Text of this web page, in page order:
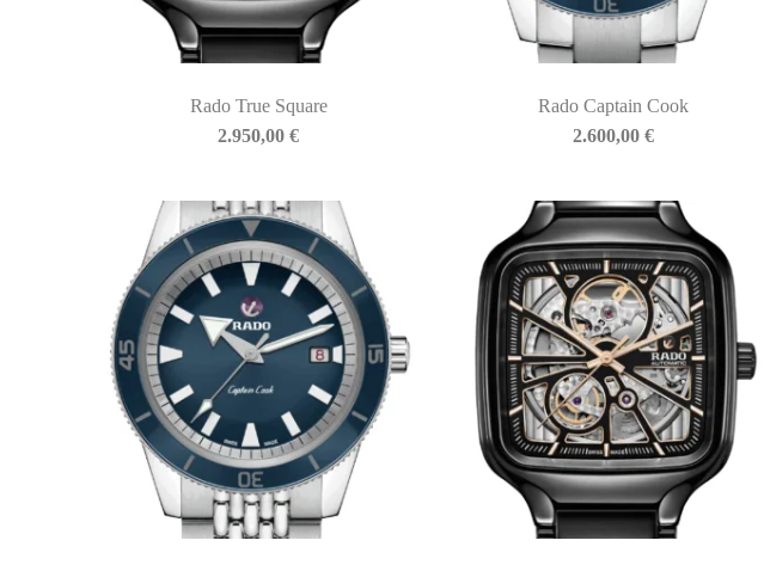
Rado True Square
2.950,00€
Rado Captain Cook
2.600,00€
BIASINI JEWELRY
39012 Merano (BZ) – Italy
Telefono: +39 0473 236173
info@biasinijewelry.it
P.IVA: IT01508870217
QUICKLINKS
Newsletter
Storia
Contatti